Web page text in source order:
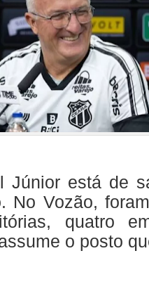
Júnior está de
No Vozão,
quatro
o posto